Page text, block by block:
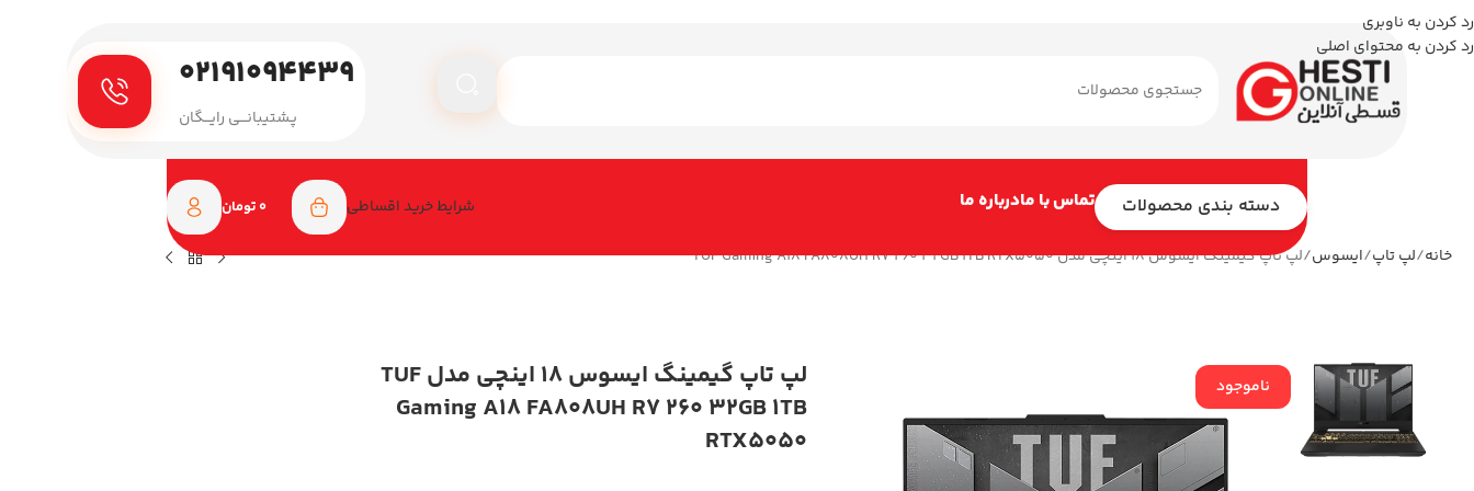
رد کردن به ناوبری
رد کردن به محتوای اصلی
۰۲۱۹۱۰۹۴۴۳۹
پـشتیبانـــی رایـــگان
دسته بندی محصولات تماس با مادرباره ما شرایط خرید اقساطی 0 تومان
خانه لپ تاپ ایسوس لپ تاپ گیمینگ ایسوس 18 اینچی مدل TUF Gaming A18 FA808UH R7 260 32GB 1TB RTX5050
ناموجود
لپ تاپ گیمینگ ایسوس 18 اینچی مدل TUF
Gaming A18 FA808UH R7 260 32GB 1TB
RTX5050